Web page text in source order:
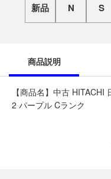
新品 N S
商品説明
【商品名】中古
2 パープル Cランク
北32条店 」からの出品で